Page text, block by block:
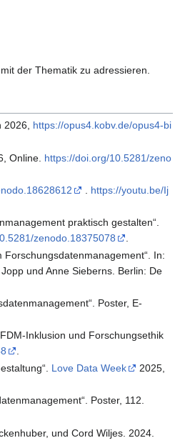
der Thematik zu adressieren.
2026, https://opus4.kobv.de/opus4-bi
Online. https://doi.org/10.5281/zeno
https://youtu.be/Ij
praktisch gestalten“.
zenodo.18375078
.
In:
und Anne Sieberns. Berlin: De
Poster, E-
Inklusion und Forschungsethik
.
Love Data Week
2025,
Poster, 112.
und Cord Wiljes. 2024.